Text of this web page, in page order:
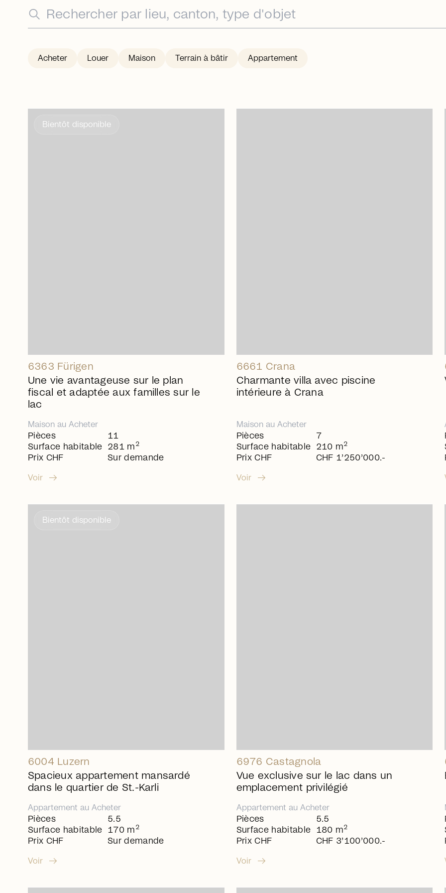
Acheter Louer Maison Terrain à bâtir Appartement
Bientôt disponible
6363 Fürigen
Une vie avantageuse sur le plan
fiscal et adaptée aux familles sur le
lac
Maison au Acheter
Pièces
Surface habitable
Prix CHF
11
281 m 2
Sur demande
Voir arrow_right_alt
6661 Crana
Charmante villa avec piscine
intérieure à Crana
Maison au Acheter
Pièces
Surface habitable
Prix CHF
7
210 m2
CHF 1’250’000.-
Voir arrow_right_alt
Bientôt disponible
6004 Luzern
Spacieux appartement mansardé
dans le quartier de St.-Karli
Appartement au Acheter
Pièces
Surface habitable
Prix CHF
5.5
170 m 2
Sur demande
Voir arrow_right_alt
6976 Castagnola
Vue exclusive sur le lac dans un
emplacement privilégié
Appartement au Acheter
Pièces
Surface habitable
Prix CHF
5.5
180 m2
CHF 3’100’000.-
Voir arrow_right_alt